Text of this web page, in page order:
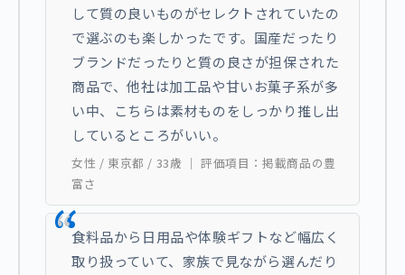
して質の良いものがセレクトされていたの
で選ぶのも楽しかったです。国産だったり
ブランドだったりと質の良さが担保された
商品で、他社は加工品や甘いお菓子系が多
い中、こちらは素材ものをしっかり推し出
しているところがいい。
女性 / 東京都 / 33歳 ｜ 評価項目：掲載商品の豊
富さ
食料品から日用品や体験ギフトなど幅広く
取り扱っていて、家族で見ながら選んだり